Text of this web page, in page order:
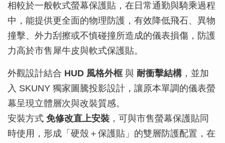
相較於一般軟式螢幕保護貼，在日常通勤與騎乘過程
中，能提供更全面的物理防護，有效降低飛石、異物
撞擊、外力刮擦或不慎碰撞所造成的儀表損傷，防護
力高於市售犀牛皮與軟式保護貼。
外觀設計結合 HUD 風格外框與 耐衝擊結構，並加
入 SKUNY 獨家圖騰投影設計，讓原本單調的儀表螢
幕呈現立體層次與改裝質感。
安裝方式 免修改直上安裝 ，可與市售螢幕保護貼同
時使用，形成「硬殼＋保護貼」的雙層防護配置，在